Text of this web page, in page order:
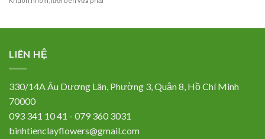
LIÊN HỆ
330/14A Âu Dương Lân, Phường 3, Quận 8, Hồ Chí Minh
70000
093 341 10 41 - 079 360 3031
binhtienclayflowers@gmail.com